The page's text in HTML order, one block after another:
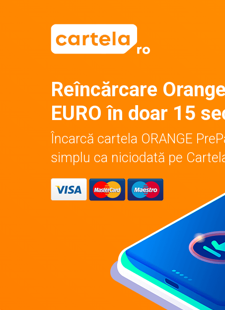
Reîncărcare
EURO în doar 15
Încarcă cartela ORANGE
simplu ca niciodată pe